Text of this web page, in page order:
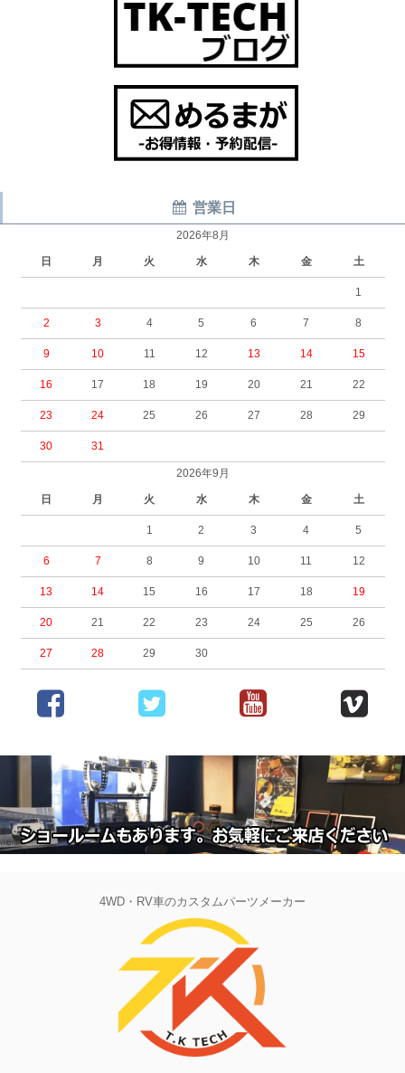
営業日
2026年8月
日 月 火 水 木 金 土
1
2 3 4 5 6 7 8
9 10 11 12 13 14 15
16 17 18 19 20 21 22
23 24 25 26 27 28 29
30 31
2026年9月
日 月 火 水 木 金 土
1 2 3 4 5
6 7 8 9 10 11 12
13 14 15 16 17 18 19
20 21 22 23 24 25 26
27 28 29 30
4WD・RV車のカスタムパーツメーカー